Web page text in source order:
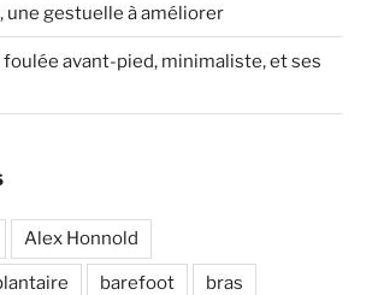
une gestuelle à améliorer
foulée avant-pied, minimaliste, et ses
Alex Honnold
barefoot bras